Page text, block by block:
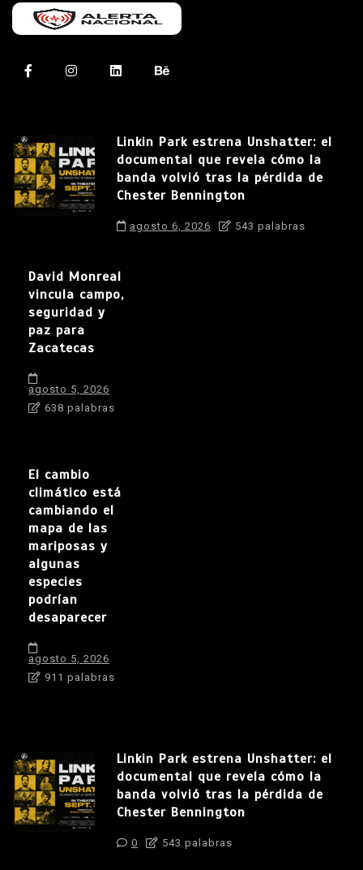
Linkin Park estrena Unshatter: el
documental que revela cómo la
banda volvió tras la pérdida de
Chester Bennington
agosto 6, 2026 543 palabras
David Monreal
vincula campo,
seguridad y
paz para
Zacatecas
agosto 5, 2026
638 palabras
El cambio
climático está
cambiando el
mapa de las
mariposas y
algunas
especies
podrían
desaparecer
agosto 5, 2026
911 palabras
Linkin Park estrena Unshatter: el
documental que revela cómo la
banda volvió tras la pérdida de
Chester Bennington
0 543 palabras